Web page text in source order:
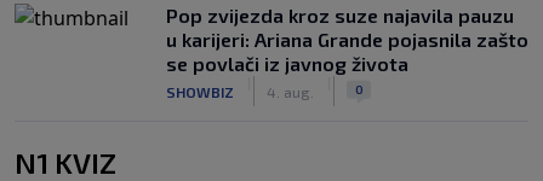
Pop zvijezda kroz suze najavila pauzu
u karijeri: Ariana Grande pojasnila zašto
se povlači iz javnog života
SHOWBIZ 4. aug. 0
N1 KVIZ